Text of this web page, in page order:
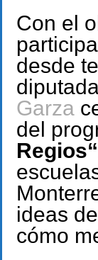
Con el
desde
Garza
del
Regios“
ideas
cómo